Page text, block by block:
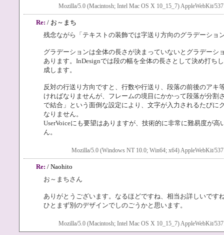
Mozilla/5.0 (Macintosh; Intel Mac OS X 10_15_7) AppleWebKit/
Re: / お～まち
残念ながら「テキストの装飾では字送り方向のグラデーショ
グラデーションは全体の長さが決まっていないとグラデーシ
あります。InDesignでは段の幅を全体の長さとして決め打ち
成します。
反対の行送り方向ですと、行数や行送り、段落の前後のアキ
ければなりませんが、フレームの境目にかかって段落が分割
で結合」という面倒な設定により、文字が入力されるたびに
なりません。
UserVoiceにも要望はありますが、技術的に非常に難易度が
ん。
Mozilla/5.0 (Windows NT 10.0; Win64; x64) AppleWebKit/
Re: / Naohito
お～まちさん
ありがとうございます。なるほどですね、相当お詳しいです
ひとまず別のデザインでしのごうかと思います。
Mozilla/5.0 (Macintosh; Intel Mac OS X 10_15_7) AppleWebKit/